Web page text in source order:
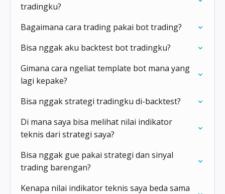
tradingku?
Bagaimana cara trading pakai bot trading?
Bisa nggak aku backtest bot tradingku?
Gimana cara ngeliat template bot mana yang
lagi kepake?
Bisa nggak strategi tradingku di-backtest?
Di mana saya bisa melihat nilai indikator
teknis dari strategi saya?
Bisa nggak gue pakai strategi dan sinyal
trading barengan?
Kenapa nilai indikator teknis saya beda sama